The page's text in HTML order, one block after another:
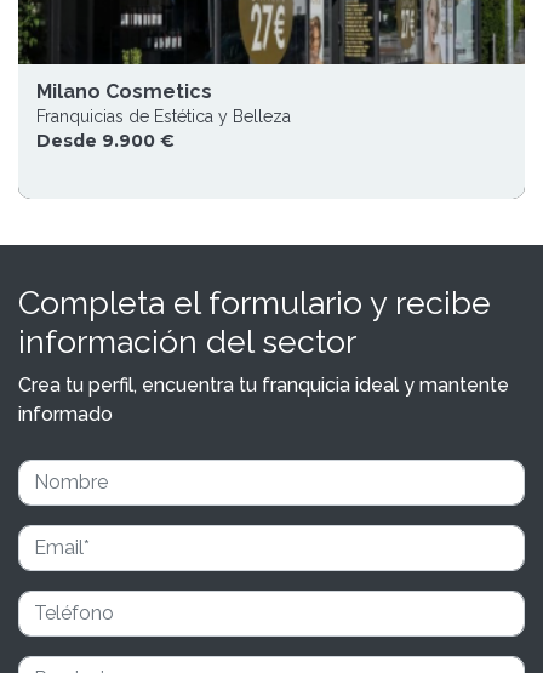
Milano Cosmetics
Franquicias de Estética y Belleza
Desde 9.900 €
Completa el formulario y recibe
información del sector
Crea tu perfil, encuentra tu franquicia ideal y mantente
informado